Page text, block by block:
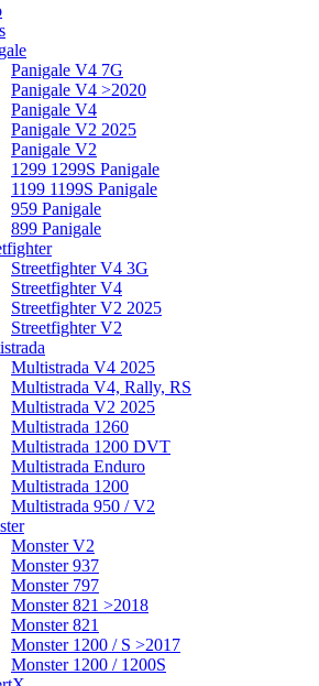
Panigale V4 7G
Panigale V4 >2020
Panigale V4
Panigale V2 2025
Panigale V2
1299 1299S Panigale
1199 1199S Panigale
959 Panigale
899 Panigale
Streetfighter V4 3G
Streetfighter V4
Streetfighter V2 2025
Streetfighter V2
Multistrada V4 2025
Multistrada V4, Rally, RS
Multistrada V2 2025
Multistrada 1260
Multistrada 1200 DVT
Multistrada Enduro
Multistrada 1200
Multistrada 950 / V2
Monster V2
Monster 937
Monster 797
Monster 821 >2018
Monster 821
Monster 1200 / S >2017
Monster 1200 / 1200S